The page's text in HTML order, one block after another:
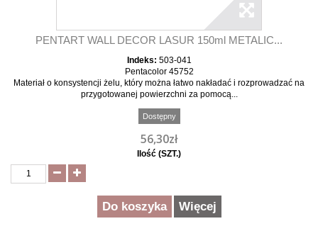
PENTART WALL DECOR LASUR 150ml METALIC...
Indeks: 503-041
Pentacolor 45752
Materiał o konsystencji żelu, który można łatwo nakładać i rozprowadzać na
przygotowanej powierzchni za pomocą...
Dostępny
56,30zł
Ilość (SZT.)
Do koszyka Więcej